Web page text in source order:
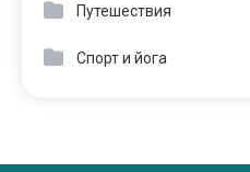
Путешествия
Спорт и йога